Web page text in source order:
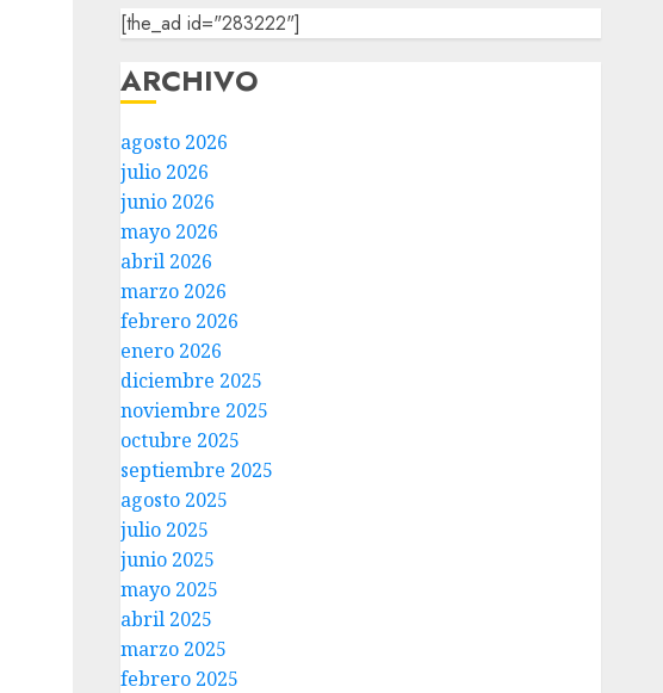
[the_ad id="283222"]
ARCHIVO
agosto 2026
julio 2026
junio 2026
mayo 2026
abril 2026
marzo 2026
febrero 2026
enero 2026
diciembre 2025
noviembre 2025
octubre 2025
septiembre 2025
agosto 2025
julio 2025
junio 2025
mayo 2025
abril 2025
marzo 2025
febrero 2025